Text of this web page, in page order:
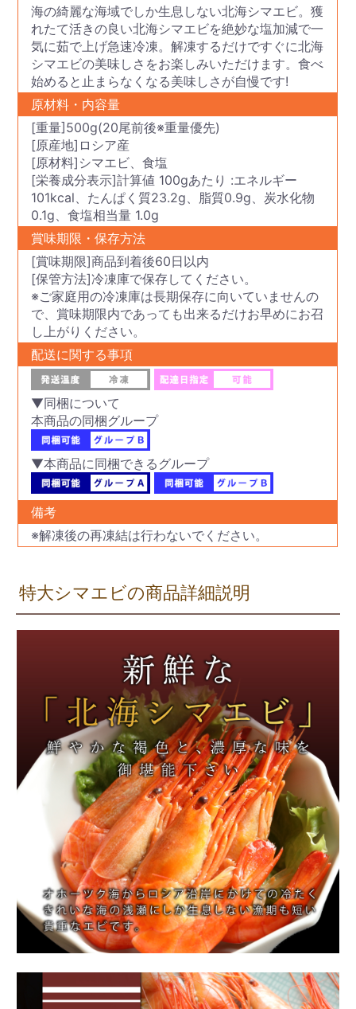
海の綺麗な海域でしか生息しない北海シマエビ。獲
れたて活きの良い北海シマエビを絶妙な塩加減で一
気に茹で上げ急速冷凍。解凍するだけですぐに北海
シマエビの美味しさをお楽しみいただけます。食べ
始めると止まらなくなる美味しさが自慢です!
原材料・内容量
[重量]500g(20尾前後※重量優先)
[原産地]ロシア産
[原材料]シマエビ、食塩
[栄養成分表示]計算値 100gあたり :エネルギー
101kcal、たんぱく質23.2g、脂質0.9g、炭水化物
0.1g、食塩相当量 1.0g
賞味期限・保存方法
[賞味期限]商品到着後60日以内
[保管方法]冷凍庫で保存してください。
※ご家庭用の冷凍庫は長期保存に向いていませんの
で、賞味期限内であっても出来るだけお早めにお召
し上がりください。
配送に関する事項
▼同梱について
本商品の同梱グループ
▼本商品に同梱できるグループ
備考
※解凍後の再凍結は行わないでください。
特大シマエビの商品詳細説明